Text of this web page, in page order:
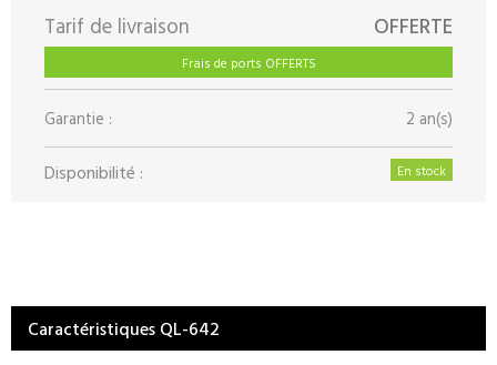
Tarif de livraison
OFFERTE
Frais de ports OFFERTS
Garantie : 2 an(s)
Disponibilité : En stock
Caractéristiques QL-642